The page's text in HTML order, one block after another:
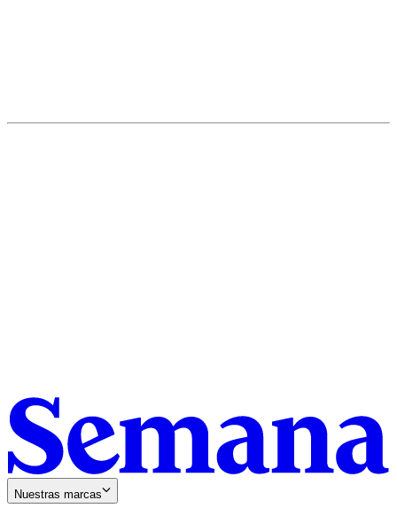
Nuestras marcas